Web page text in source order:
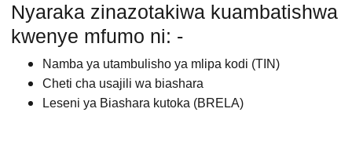
Nyaraka zinazotakiwa kuambatishwa
kwenye mfumo ni: -
Namba ya utambulisho ya mlipa kodi (TIN)
Cheti cha usajili wa biashara
Leseni ya Biashara kutoka (BRELA)